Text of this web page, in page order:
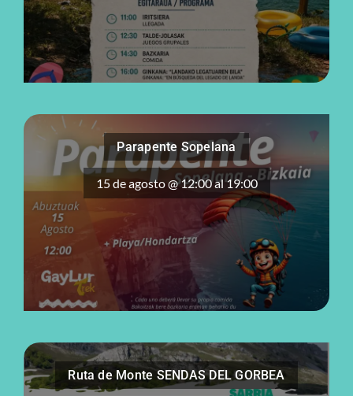
Parapente Sopelana
15 de agosto @ 12:00al19:00
Ruta de Monte SENDAS DEL GORBEA